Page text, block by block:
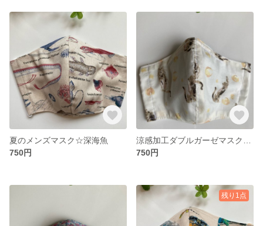
夏のメンズマスク☆深海魚
750円
750円
残り1点